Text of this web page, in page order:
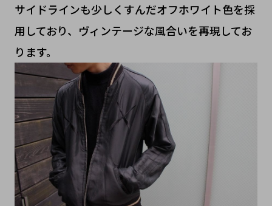
サイドラインも少しくすんだオフホワイト色を採
用しており、ヴィンテージな風合いを再現してお
ります。